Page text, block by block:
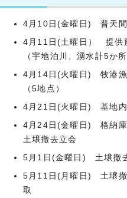
4月10日(金曜日) 普天間
4月11日(土曜日） 提供
（宇地泊川、湧水計5か所
4月14日(火曜日) 牧港漁
（5地点）
4月21日(火曜日) 基地
4月24日(金曜日) 格納庫
土壌撤去立会
5月1日(金曜日) 土壌撤
5月11日(月曜日) 土壌撤
取